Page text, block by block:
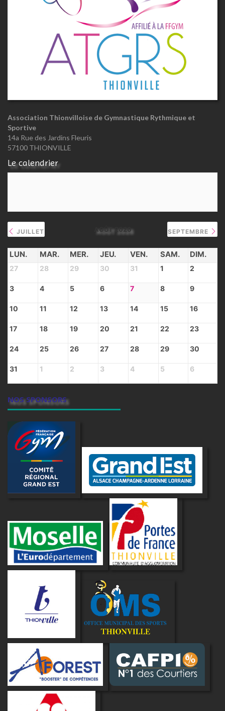
Association Thionvilloise de Gymnastique Rythmique et
Sportive
14a Rue des Jardins Fleuris
57100 THIONVILLE
Le calendrier
JUILLET AOÛT 2026 SEPTEMBRE
LUN. MAR. MER. JEU. VEN. SAM. DIM.
27 28 29 30 31 1 2
3 4 5 6 7 8 9
10 11 12 13 14 15 16
17 18 19 20 21 22 23
24 25 26 27 28 29 30
31 1 2 3 4 5 6
NOS SPONSORS